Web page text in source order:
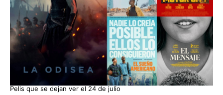
Pelis que se dejan ver el 24 de julio